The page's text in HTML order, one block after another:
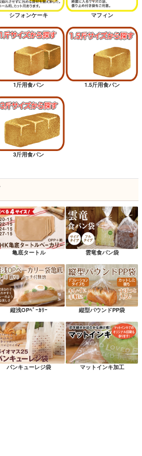
シフォンケーキ マフィン
1斤用食パン 1.5斤用食パン
3斤用食パン
亀底タートル 雲竜食パン袋
縦浅OPﾍﾞｰｶﾘｰ 縦型パウンドPP袋
パンキューレジ袋 マットインキ加工